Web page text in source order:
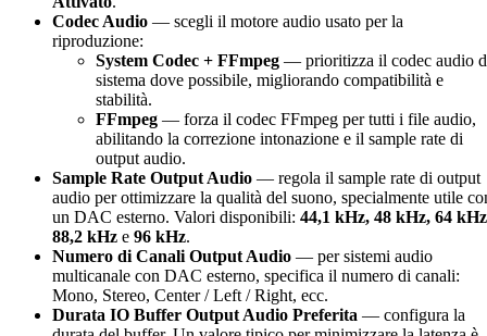
Codec Audio — scegli il motore audio usato per la
riproduzione:
System Codec + FFmpeg — prioritizza il codec audio
sistema dove possibile, migliorando compatibilità e
stabilità.
FFmpeg — forza il codec FFmpeg per tutti i file audio,
abilitando la correzione intonazione e il sample rate di
output audio.
Sample Rate Output Audio — regola il sample rate di output
audio per ottimizzare la qualità del suono, specialmente utile
un DAC esterno. Valori disponibili: 44,1 kHz, 48 kHz, 64
88,2 kHz e 96 kHz.
Numero di Canali Output Audio — per sistemi audio
multicanale con DAC esterno, specifica il numero di canali:
Mono, Stereo, Center / Left / Right, ecc.
Durata IO Buffer Output Audio Preferita — configura la